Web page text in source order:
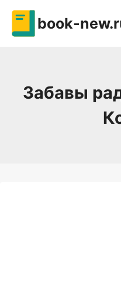
Перейти
содержимому
book-
Забавы